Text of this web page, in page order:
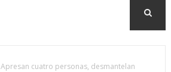
Apresan cuatro personas, desmantelan